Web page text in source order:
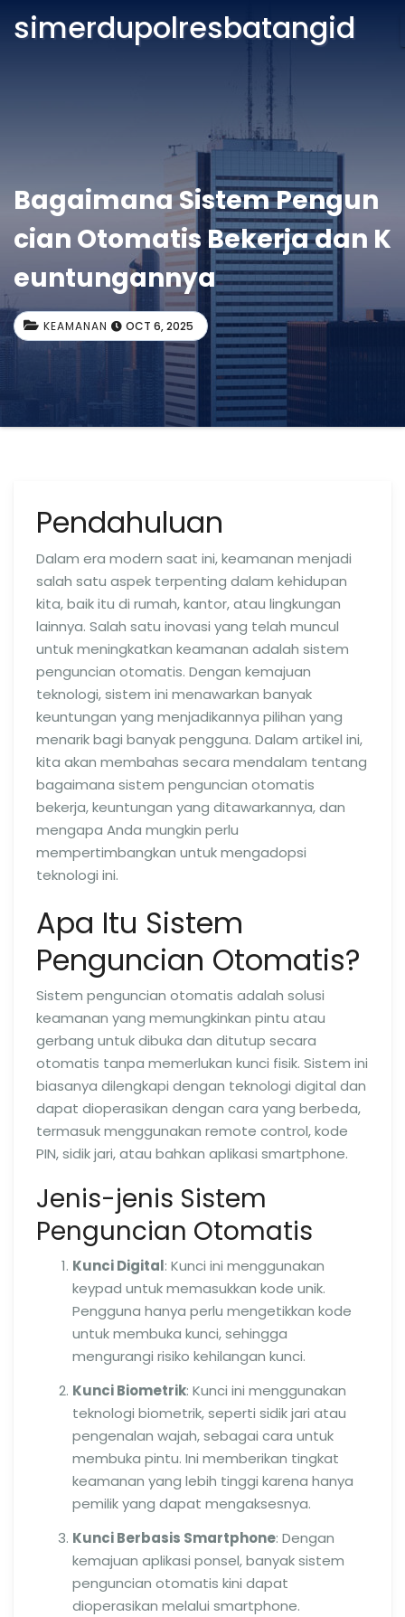
simerdupolresbatangid
Bagaimana Sistem Pengun
cian Otomatis Bekerja dan K
euntungannya
KEAMANAN OCT 6, 2025
Pendahuluan
Dalam era modern saat ini, keamanan menjadi
salah satu aspek terpenting dalam kehidupan
kita, baik itu di rumah, kantor, atau lingkungan
lainnya. Salah satu inovasi yang telah muncul
untuk meningkatkan keamanan adalah sistem
penguncian otomatis. Dengan kemajuan
teknologi, sistem ini menawarkan banyak
keuntungan yang menjadikannya pilihan yang
menarik bagi banyak pengguna. Dalam artikel ini,
kita akan membahas secara mendalam tentang
bagaimana sistem penguncian otomatis
bekerja, keuntungan yang ditawarkannya, dan
mengapa Anda mungkin perlu
mempertimbangkan untuk mengadopsi
teknologi ini.
Apa Itu Sistem
Penguncian Otomatis?
Sistem penguncian otomatis adalah solusi
keamanan yang memungkinkan pintu atau
gerbang untuk dibuka dan ditutup secara
otomatis tanpa memerlukan kunci fisik. Sistem ini
biasanya dilengkapi dengan teknologi digital dan
dapat dioperasikan dengan cara yang berbeda,
termasuk menggunakan remote control, kode
PIN, sidik jari, atau bahkan aplikasi smartphone.
Jenis-jenis Sistem
Penguncian Otomatis
Kunci Digital: Kunci ini menggunakan
keypad untuk memasukkan kode unik.
Pengguna hanya perlu mengetikkan kode
untuk membuka kunci, sehingga
mengurangi risiko kehilangan kunci.
Kunci Biometrik: Kunci ini menggunakan
teknologi biometrik, seperti sidik jari atau
pengenalan wajah, sebagai cara untuk
membuka pintu. Ini memberikan tingkat
keamanan yang lebih tinggi karena hanya
pemilik yang dapat mengaksesnya.
Kunci Berbasis Smartphone: Dengan
kemajuan aplikasi ponsel, banyak sistem
penguncian otomatis kini dapat
dioperasikan melalui smartphone.